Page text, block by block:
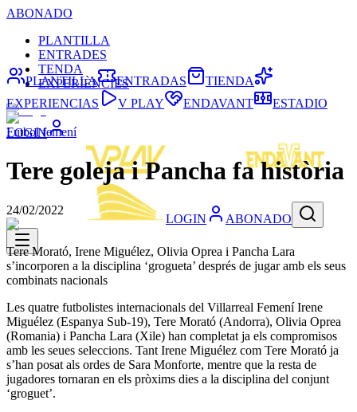
ABONADO
PLANTILLA
ENTRADES
TENDA
EXPERIÈNCIES
LOGIN
LOGIN ABONADO
PLANTILLA ENTRADAS
TIENDA
EXPERIENCIAS
V PLAY ENDAVANT ESTADIO
Futbol femení
Tere goleja i Pancha fa història
24/02/2022
Tere Morató, Irene Miguélez, Olivia Oprea i Pancha Lara
s’incorporen a la disciplina ‘grogueta’ després de jugar amb els seus
combinats nacionals
Les quatre futbolistes internacionals del Villarreal Femení Irene
Miguélez (Espanya Sub-19), Tere Morató (Andorra), Olivia Oprea
(Romania) i Pancha Lara (Xile) han completat ja els compromisos
amb les seues seleccions. Tant Irene Miguélez com Tere Morató ja
s’han posat als ordes de Sara Monforte, mentre que la resta de
jugadores tornaran en els pròxims dies a la disciplina del conjunt
‘groguet’.